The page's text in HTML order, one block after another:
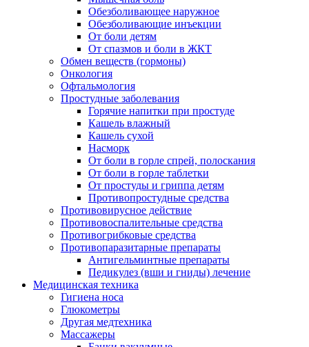
Обезболивающее наружное
Обезболивающие инъекции
От боли детям
От спазмов и боли в ЖКТ
Обмен веществ (гормоны)
Онкология
Офтальмология
Простудные заболевания
Горячие напитки при простуде
Кашель влажный
Кашель сухой
Насморк
От боли в горле спрей, полоскания
От боли в горле таблетки
От простуды и гриппа детям
Противопростудные средства
Противовирусное действие
Противовоспалительные средства
Противогрибковые средства
Противопаразитарные препараты
Антигельминтные препараты
Педикулез (вши и гниды) лечение
Медицинская техника
Гигиена носа
Глюкометры
Другая медтехника
Массажеры